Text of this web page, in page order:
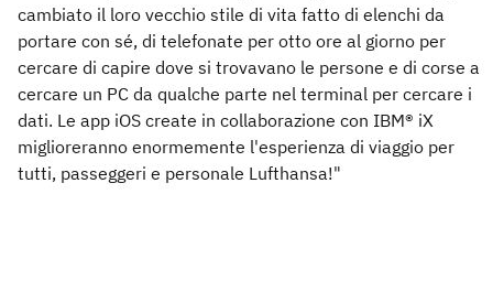
cambiato il loro vecchio stile di vita fatto di elenchi da
portare con sé, di telefonate per otto ore al giorno per
cercare di capire dove si trovavano le persone e di corse a
cercare un PC da qualche parte nel terminal per cercare i
dati. Le app iOS create in collaborazione con IBM® iX
miglioreranno enormemente l'esperienza di viaggio per
tutti, passeggeri e personale Lufthansa!"